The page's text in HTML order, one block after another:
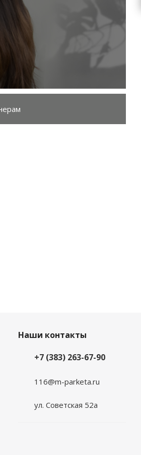
Наши контакты
+7 (383) 263-67-90
116@m-parketa.ru
ул. Советская 52а